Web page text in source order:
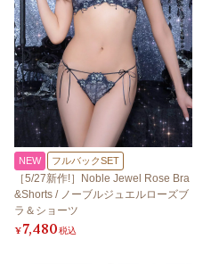
NEW フルバックSET
［5/27新作!］Noble Jewel Rose Bra
&Shorts / ノーブルジュエルローズブ
ラ＆ショーツ
¥7,480税込